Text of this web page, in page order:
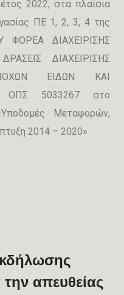
2022, στα πλαίσια
ΠΕ 1, 2, 3, 4 της
ΦΟΡΕΑ ΔΙΑΧΕΙΡΙΣΗΣ
ΔΙΑΧΕΙΡΙΣΗΣ
ΕΙΔΩΝ ΚΑΙ
ΟΠΣ 5033267 στο
Μεταφορών,
2014 – 2020»
την απευθείας